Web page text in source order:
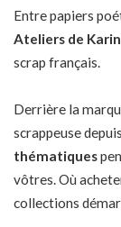
Entre papiers
Ateliers de
scrap français.
Derrière la
scrappeuse
thématiques
vôtres. Où
collections